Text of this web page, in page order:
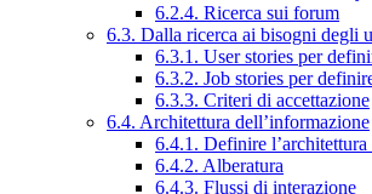
6.2.4. Ricerca sui forum
6.3. Dalla ricerca ai bisogni degli
6.3.1. User stories per
6.3.2. Job stories per
6.3.3. Criteri di accettazione
6.4. Architettura dell’informazione
6.4.1. Definire
6.4.2. Alberatura
6.4.3. Flussi di interazione